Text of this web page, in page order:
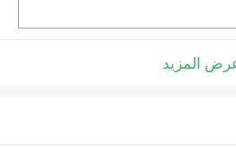
المزيد